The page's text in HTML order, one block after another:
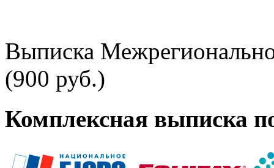
Выписка
(900 руб.)
Комплексная выписка